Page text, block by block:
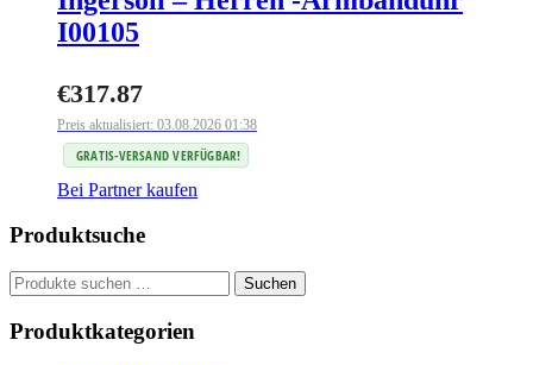
I00105
€317.87
Preis aktualisiert: 03.08.2026 01:38
GRATIS-VERSAND VERFÜGBAR!
Bei Partner kaufen
Produktsuche
Suchen
nach:
Suchen
Produktkategorien